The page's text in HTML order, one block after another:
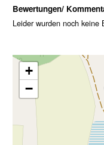
Bewertungen/
Leider wurden noch keine
+
−